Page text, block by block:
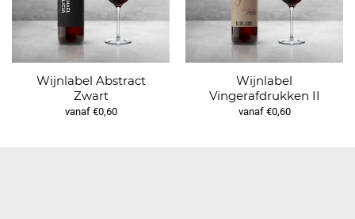
Wijnlabel Abstract
Zwart
vanaf €0,60
Wijnlabel
Vingerafdrukken II
vanaf €0,60